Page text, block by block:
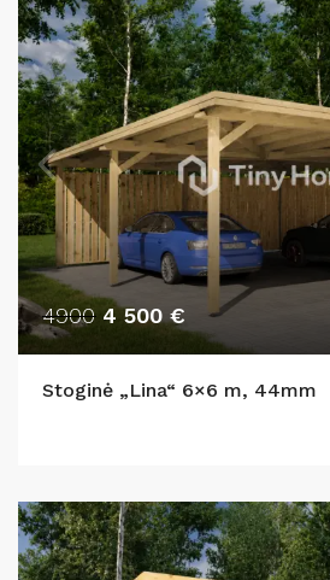
4900 4 500 €
Stoginė „Lina“ 6×6 m, 44mm